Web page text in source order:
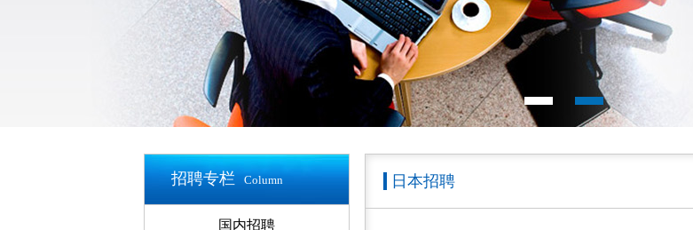
招聘专栏 Column
国内招聘
日本招聘